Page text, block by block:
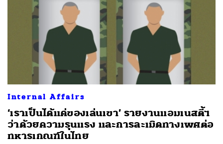
Internal Affairs
‘เราเป็นได้แค่ของเล่นเขา’ รายงานแอมเนสตี้ฯ
ว่าด้วยความรุนแรง และการละเมิดทางเพศต่อ
ทหารเกณฑ์ในไทย